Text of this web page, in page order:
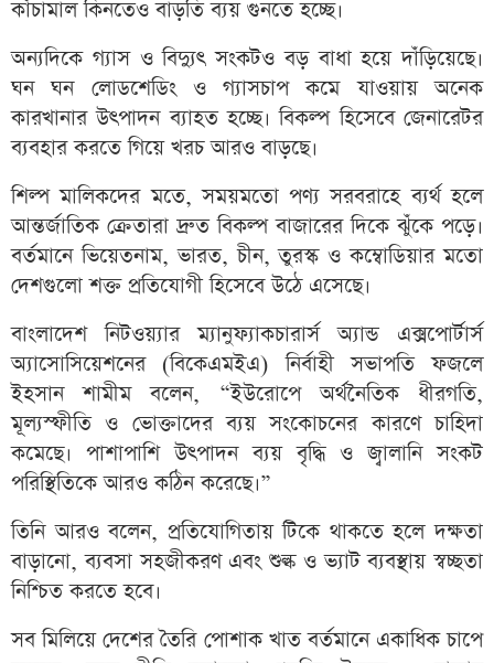
কাঁচামাল কিনতেও বাড়তি ব্যয় গুনতে হচ্ছে।
অন্যদিকে গ্যাস ও বিদ্যুৎ সংকটও বড় বাধা হয়ে দাঁড়িয়েছে।
ঘন ঘন লোডশেডিং ও গ্যাসচাপ কমে যাওয়ায় অনেক
কারখানার উৎপাদন ব্যাহত হচ্ছে। বিকল্প হিসেবে জেনারেটর
ব্যবহার করতে গিয়ে খরচ আরও বাড়ছে।
শিল্প মালিকদের মতে, সময়মতো পণ্য সরবরাহে ব্যর্থ হলে
আন্তর্জাতিক ক্রেতারা দ্রুত বিকল্প বাজারের দিকে ঝুঁকে পড়ে।
বর্তমানে ভিয়েতনাম, ভারত, চীন, তুরস্ক ও কম্বোডিয়ার মতো
দেশগুলো শক্ত প্রতিযোগী হিসেবে উঠে এসেছে।
বাংলাদেশ নিটওয়্যার ম্যানুফ্যাকচারার্স অ্যান্ড এক্সপোর্টার্স
অ্যাসোসিয়েশনের (বিকেএমইএ) নির্বাহী সভাপতি ফজলে
ইহসান শামীম বলেন, “ইউরোপে অর্থনৈতিক ধীরগতি,
মূল্যস্ফীতি ও ভোক্তাদের ব্যয় সংকোচনের কারণে চাহিদা
কমেছে। পাশাপাশি উৎপাদন ব্যয় বৃদ্ধি ও জ্বালানি সংকট
পরিস্থিতিকে আরও কঠিন করেছে।”
তিনি আরও বলেন, প্রতিযোগিতায় টিকে থাকতে হলে দক্ষতা
বাড়ানো, ব্যবসা সহজীকরণ এবং শুল্ক ও ভ্যাট ব্যবস্থায় স্বচ্ছতা
নিশ্চিত করতে হবে।
সব মিলিয়ে দেশের তৈরি পোশাক খাত বর্তমানে একাধিক চাপে